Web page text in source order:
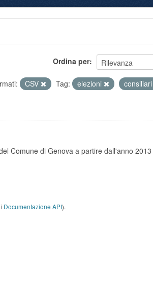
Ordina per
CSV Tag: elezioni
consiliari
Comune di Genova a partire dall'anno 2013
Documentazione API).